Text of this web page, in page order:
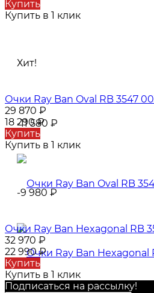
Купить
Купить в 1 клик
Хит!
-11 580 ₽
Очки Ray Ban Oval RB 3547
29 870 ₽
18 290₽
Купить
Купить в 1 клик
-9 980 ₽
Очки Ray Ban Hexagonal RB
32 970 ₽
22 990₽
Купить
Купить в 1 клик
Подписаться на рассылкy!